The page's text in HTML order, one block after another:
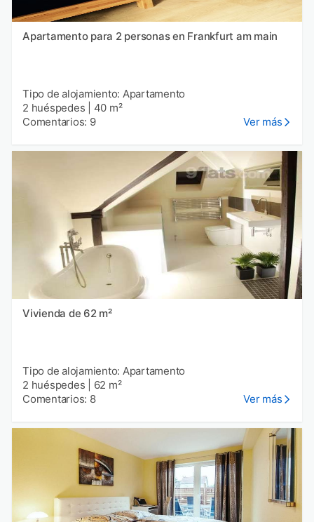
Apartamento para 2 personas en Frankfurt am main
Tipo de alojamiento: Apartamento
2 huéspedes
40 m²
Comentarios: 9
Ver más
Vivienda de 62 m²
Tipo de alojamiento: Apartamento
2 huéspedes
62 m²
Comentarios: 8
Ver más